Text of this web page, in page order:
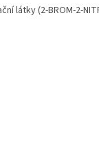
látky (2-BROM-2-